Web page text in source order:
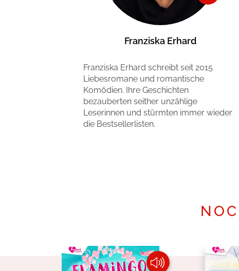
Franziska Erhard
Franziska Erhard schreibt seit 2015
Liebesromane und romantische
Komödien. Ihre Geschichten
bezauberten seither unzählige
Leserinnen und stürmten immer wieder
die Bestsellerlisten.